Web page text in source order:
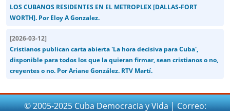
LOS CUBANOS RESIDENTES EN EL METROPLEX [DALLAS-FORT
WORTH]. Por Eloy A Gonzalez.
[2026-03-12]
Cristianos publican carta abierta 'La hora decisiva para Cuba',
disponible para todos los que la quieran firmar, sean cristianos o no,
creyentes o no. Por Ariane González. RTV Martí.
© 2005-2025 Cuba Democracia y Vida | Correo: